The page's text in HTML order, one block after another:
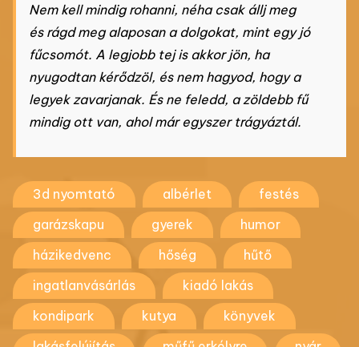
Nem kell mindig rohanni, néha csak állj meg
és rágd meg alaposan a dolgokat, mint egy jó
fűcsomót. A legjobb tej is akkor jön, ha
nyugodtan kérődzöl, és nem hagyod, hogy a
legyek zavarjanak. És ne feledd, a zöldebb fű
mindig ott van, ahol már egyszer trágyáztál.
3d nyomtató albérlet
festés
garázskapu
gyerek
humor
házikedvenc
hőség
hűtő
ingatlanvásárlás
kiadó lakás
kondipark
kutya
könyvek